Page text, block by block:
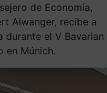
de Economía,
Aiwanger, recibe a
durante el V Bavarian
en Múnich.